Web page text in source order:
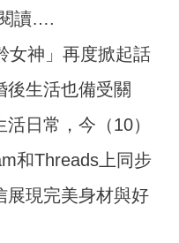
讀….
女神」再度掀起話
後生活也備受關
日常，今（10）
和Threads上同步
展現完美身材與好